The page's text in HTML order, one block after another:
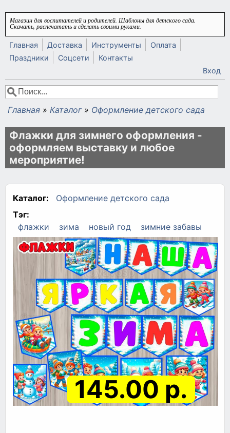
Перейти к основному содержанию
Магазин для воспитателей и родителей. Шаблоны для детского сада.
Скачать, распечатать и сделать своими руками.
Главная Доставка Инструменты
Оплата
Праздники
Соцсети
Контакты
Вход
Форма поиска
Поиск
Вы здесь
Главная » Каталог » Оформление детского сада
Флажки для зимнего оформления -
оформляем выставку и любое
мероприятие!
Каталог:
Оформление детского сада
Тэг:
флажки
зима новый год зимние забавы
145.00 р.